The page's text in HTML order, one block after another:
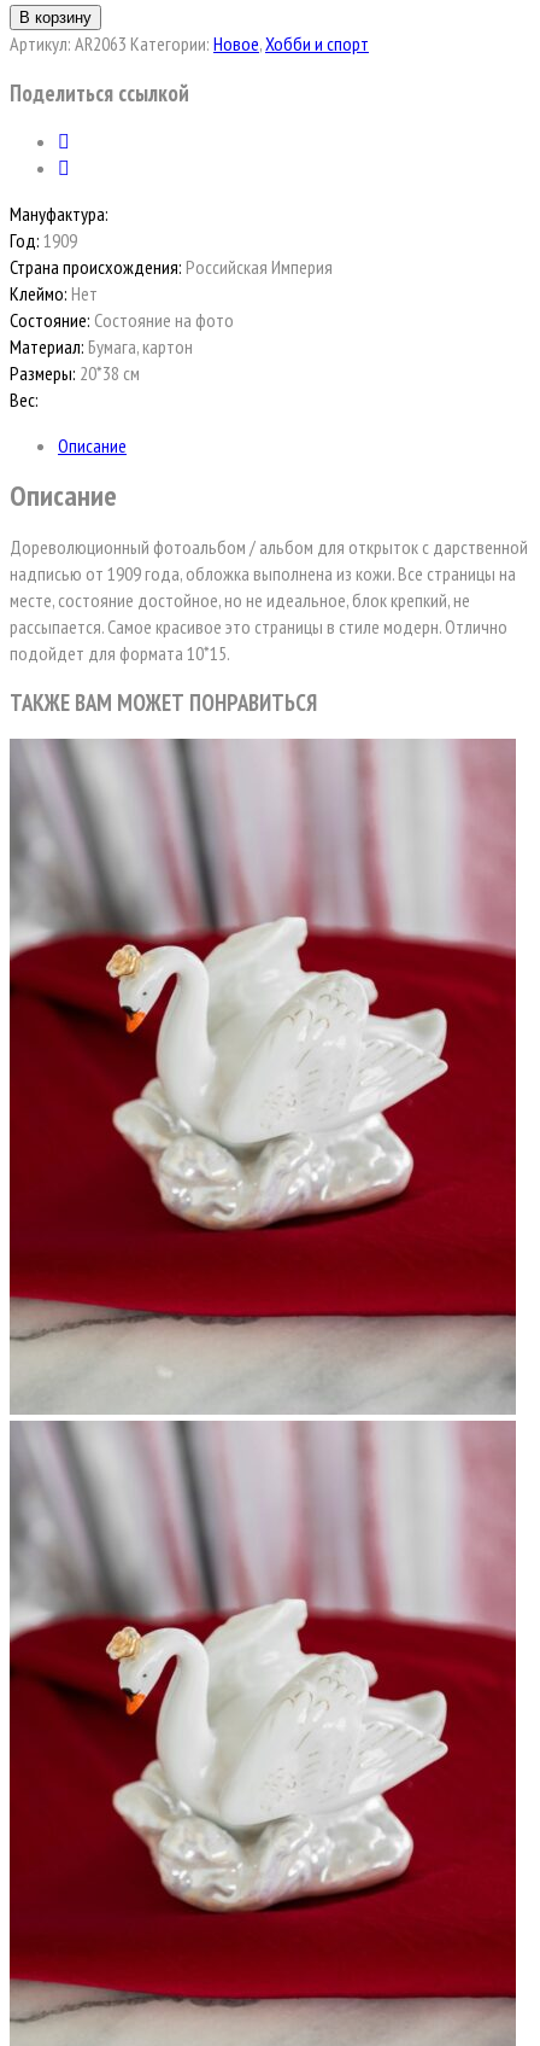
В корзину
Артикул: AR2063 Категории: Новое,Хобби и спорт
Поделиться ссылкой
Мануфактура:
Год: 1909
Страна происхождения: Российская Империя
Клеймо: Нет
Состояние: Состояние на фото
Материал: Бумага, картон
Размеры: 20*38 см
Вес:
Описание
Описание
Дореволюционный фотоальбом / альбом для открыток с дарственной
надписью от 1909 года, обложка выполнена из кожи. Все страницы на
месте, состояние достойное, но не идеальное, блок крепкий, не
рассыпается. Самое красивое это страницы в стиле модерн. Отлично
подойдет для формата 10*15.
ТАКЖЕ ВАМ МОЖЕТ ПОНРАВИТЬСЯ